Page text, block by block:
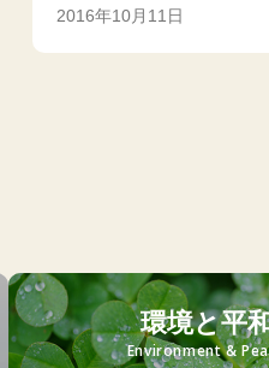
2016年10月11日
環境と平
Environment &